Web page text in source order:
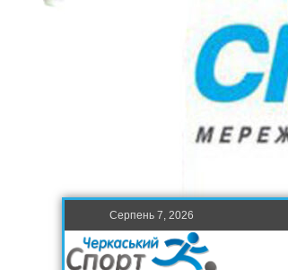
Серпень 7, 2026